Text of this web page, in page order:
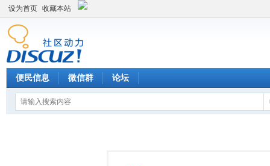
设为首页 收藏本站
便民信息 微信群 论坛